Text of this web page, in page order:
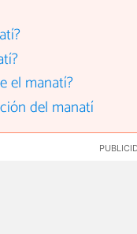
el manatí?
del manatí